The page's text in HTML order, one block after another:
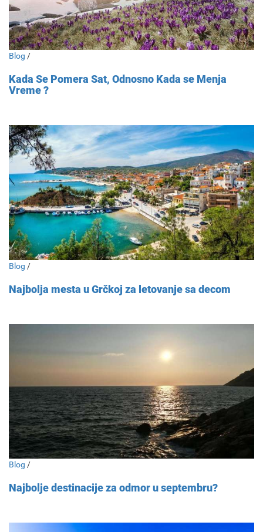
Blog /
Kada Se Pomera Sat, Odnosno Kada se Menja
Vreme ?
Blog /
Najbolja mesta u Grčkoj za letovanje sa decom
Blog /
Najbolje destinacije za odmor u septembru?